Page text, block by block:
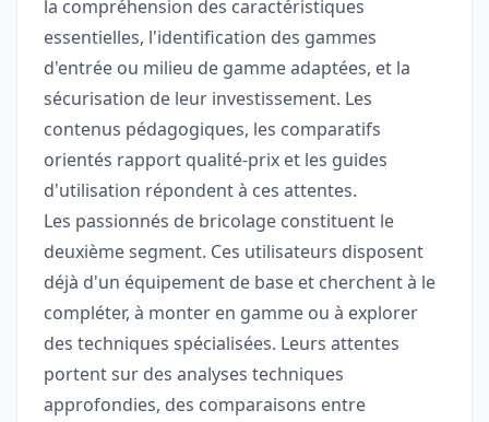
la compréhension des caractéristiques
essentielles, l'identification des gammes
d'entrée ou milieu de gamme adaptées, et la
sécurisation de leur investissement. Les
contenus pédagogiques, les comparatifs
orientés rapport qualité-prix et les guides
d'utilisation répondent à ces attentes.
Les passionnés de bricolage constituent le
deuxième segment. Ces utilisateurs disposent
déjà d'un équipement de base et cherchent à le
compléter, à monter en gamme ou à explorer
des techniques spécialisées. Leurs attentes
portent sur des analyses techniques
approfondies, des comparaisons entre